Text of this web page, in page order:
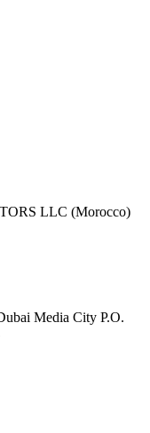
LLC (Morocco)
Media City P.O.